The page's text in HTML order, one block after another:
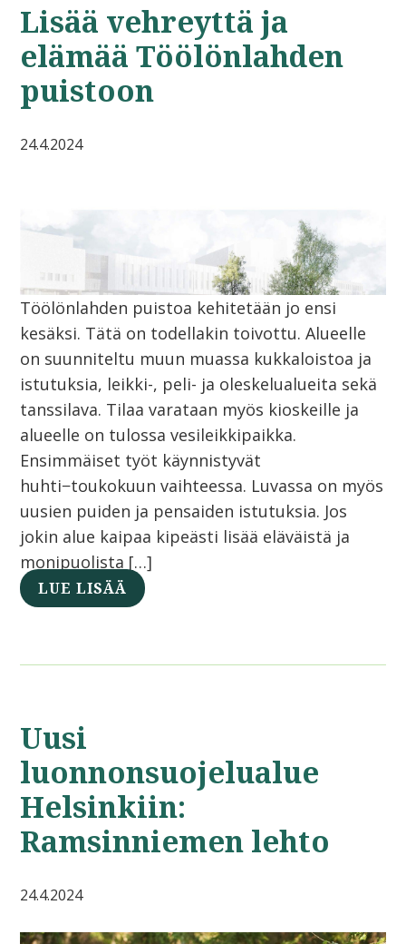
Lisää vehreyttä ja
elämää Töölönlahden
puistoon
24.4.2024
Töölönlahden puistoa kehitetään jo ensi
kesäksi. Tätä on todellakin toivottu. Alueelle
on suunniteltu muun muassa kukkaloistoa ja
istutuksia, leikki-, peli- ja oleskelualueita sekä
tanssilava. Tilaa varataan myös kioskeille ja
alueelle on tulossa vesileikkipaikka.
Ensimmäiset työt käynnistyvät
huhti−toukokuun vaihteessa. Luvassa on myös
uusien puiden ja pensaiden istutuksia. Jos
jokin alue kaipaa kipeästi lisää eläväistä ja
monipuolista […]
LUE LISÄÄ
Uusi
luonnonsuojelualue
Helsinkiin:
Ramsinniemen lehto
24.4.2024